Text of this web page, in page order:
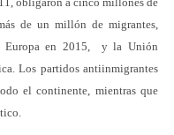
de un millón de migrantes,
Europa en 2015, y la Unión
Los partidos antiinmigrantes
el continente, mientras que